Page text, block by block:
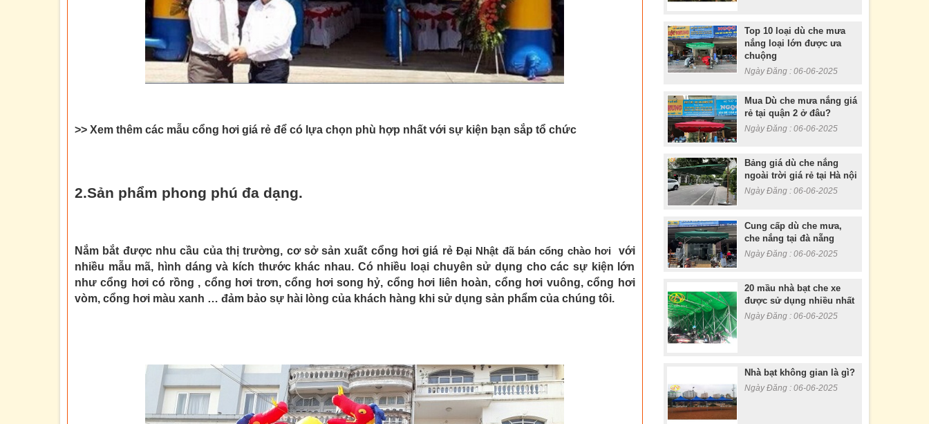
>> Xem thêm các mẫu cổng hơi giá rẻ để có lựa chọn phù hợp nhất với sự kiện bạn sắp tổ chức
2.Sản phẩm phong phú đa dạng.
Nắm bắt được nhu cầu của thị trường, cơ sở sản xuất cổng hơi giá rẻ Đại Nhật đã bán cổng chào hơi
với
nhiều mẫu mã, hình dáng và kích thước khác nhau. Có nhiều loại chuyên sử dụng cho các sự kiện lớn
như cổng hơi có rồng , cổng hơi trơn, cổng hơi song hỷ, cổng hơi liên hoàn, cổng hơi vuông, cổng hơi
vòm, cổng hơi màu xanh … đảm bảo sự hài lòng của khách hàng khi sử dụng sản phẩm của chúng tôi.
Top 10 loại dù che mưa
nắng loại lớn được ưa
chuộng
Ngày Đăng : 06-06-2025
Mua Dù che mưa nắng giá
rẻ tại quận 2 ở đâu?
Ngày Đăng : 06-06-2025
Bảng giá dù che nắng
ngoài trời giá rẻ tại Hà nội
Ngày Đăng : 06-06-2025
Cung cấp dù che mưa,
che nắng tại đà nẵng
Ngày Đăng : 06-06-2025
20 mầu nhà bạt che xe
được sử dụng nhiều nhất
Ngày Đăng : 06-06-2025
Nhà bạt không gian là gì?
Ngày Đăng : 06-06-2025